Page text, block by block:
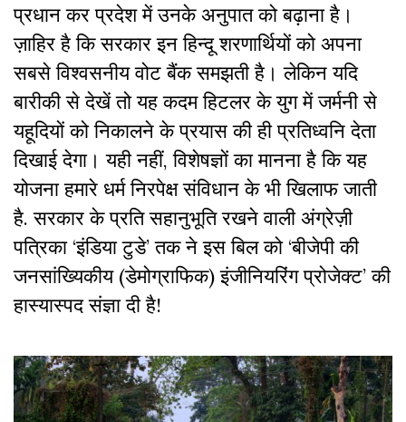
प्रधान कर प्रदेश में उनके अनुपात को बढ़ाना है।
ज़ाहिर है कि सरकार इन हिन्दू शरणार्थियों को अपना
सबसे विश्वसनीय वोट बैंक समझती है। लेकिन यदि
बारीकी से देखें तो यह कदम हिटलर के युग में जर्मनी से
यहूदियों को निकालने के प्रयास की ही प्रतिध्वनि देता
दिखाई देगा। यही नहीं, विशेषज्ञों का मानना है कि यह
योजना हमारे धर्म निरपेक्ष संविधान के भी खिलाफ जाती
है. सरकार के प्रति सहानुभूति रखने वाली अंग्रेज़ी
पत्रिका ‘इंडिया टुडे’ तक ने इस बिल को ‘बीजेपी की
जनसांख्यिकीय (डेमोग्राफिक) इंजीनियरिंग प्रोजेक्ट’ की
हास्यास्पद संज्ञा दी है!